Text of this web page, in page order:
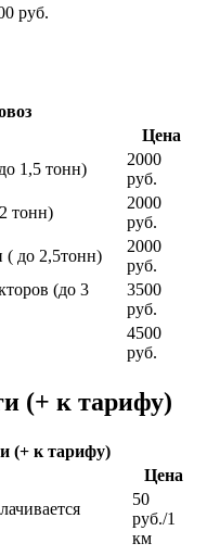
руб.
Цена
1,5 тонн)
2000
руб.
тонн)
2000
руб.
( до 2,5тонн)
2000
руб.
(до 3
3500
руб.
4500
руб.
(+ к тарифу)
(+ к тарифу)
Цена
50
руб./1
км